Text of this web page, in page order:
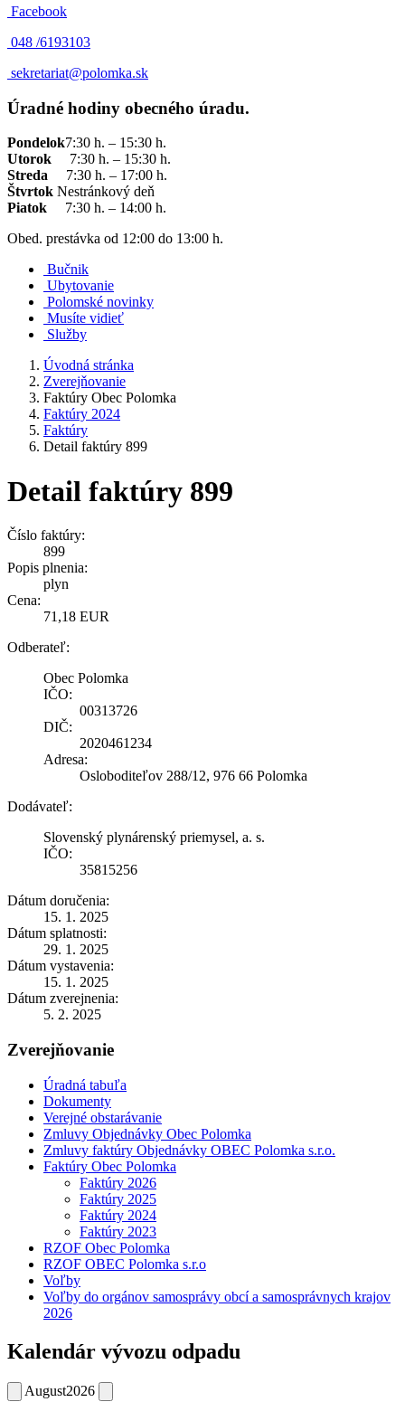
Facebook
048 /6193103
sekretariat@polomka.sk
Úradné hodiny obecného úradu.
Pondelok7:30 h. – 15:30 h.
Utorok 7:30 h. – 15:30 h.
Streda 7:30 h. – 17:00 h.
Štvrtok Nestránkový deň
Piatok
7:30 h. – 14:00 h.
Obed. prestávka od 12:00 do 13:00 h.
Bučnik
Ubytovanie
Polomské novinky
Musíte vidieť
Služby
Úvodná stránka
Zverejňovanie
Faktúry Obec Polomka
Faktúry 2024
Faktúry
Detail faktúry 899
Detail faktúry 899
Číslo faktúry:
899
Popis plnenia:
plyn
Cena:
71,18 EUR
Odberateľ:
Obec Polomka
IČO:
00313726
DIČ:
2020461234
Adresa:
Osloboditeľov 288/12, 976 66 Polomka
Dodávateľ:
Slovenský plynárenský priemysel, a. s.
IČO:
35815256
Dátum doručenia:
15. 1. 2025
Dátum splatnosti:
29. 1. 2025
Dátum vystavenia:
15. 1. 2025
Dátum zverejnenia:
5. 2. 2025
Zverejňovanie
Úradná tabuľa
Dokumenty
Verejné obstarávanie
Zmluvy Objednávky Obec Polomka
Zmluvy faktúry Objednávky OBEC Polomka s.r.o.
Faktúry Obec Polomka
Faktúry 2026
Faktúry 2025
Faktúry 2024
Faktúry 2023
RZOF Obec Polomka
RZOF OBEC Polomka s.r.o
Voľby
Voľby do orgánov samosprávy obcí a samosprávnych krajov
2026
Kalendár vývozu odpadu
August2026